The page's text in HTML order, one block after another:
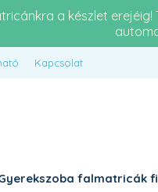
a készlet
Kapcsolat
falmatricák